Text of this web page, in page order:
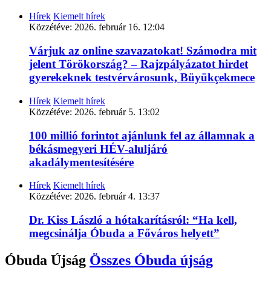
Hírek Kiemelt hírek
Közzétéve: 2026. február 16. 12:04
Várjuk az online szavazatokat! Számodra mit
jelent Törökország? – Rajzpályázatot hirdet
gyerekeknek testvérvárosunk, Büyükçekmece
Hírek Kiemelt hírek
Közzétéve: 2026. február 5. 13:02
100 millió forintot ajánlunk fel az államnak a
békásmegyeri HÉV-aluljáró
akadálymentesítésére
Hírek Kiemelt hírek
Közzétéve: 2026. február 4. 13:37
Dr. Kiss László a hótakarításról: “Ha kell,
megcsinálja Óbuda a Főváros helyett”
Óbuda Újság Összes Óbuda újság